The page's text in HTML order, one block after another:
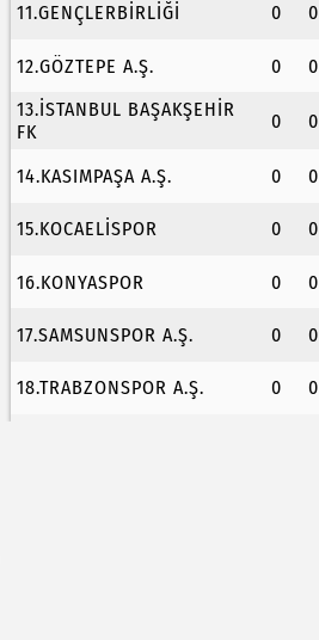
11.GENÇLERBİRLİĞİ 0 0
12.GÖZTEPE A.Ş. 0 0
13.İSTANBUL BAŞAKŞEHİR
FK
0 0
14.KASIMPAŞA A.Ş. 0 0
15.KOCAELİSPOR 0 0
16.KONYASPOR 0 0
17.SAMSUNSPOR A.Ş. 0 0
18.TRABZONSPOR A.Ş. 0 0